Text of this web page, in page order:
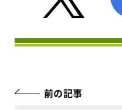
前の記事